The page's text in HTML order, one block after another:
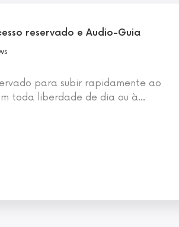
reservado e Audio-Guia
para subir rapidamente ao
toda liberdade de dia ou à…